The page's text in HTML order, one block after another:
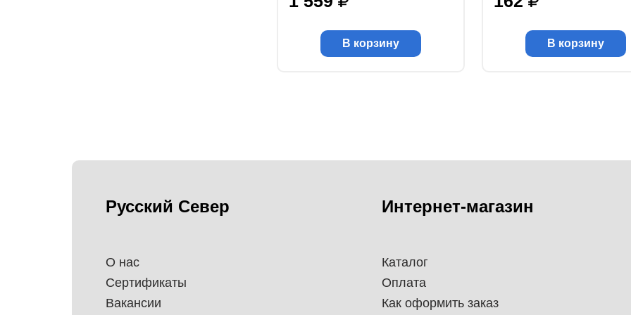
В корзину В корзину
Русский Север
О нас
Сертификаты
Вакансии
Интернет-магазин
Каталог
Оплата
Как оформить заказ